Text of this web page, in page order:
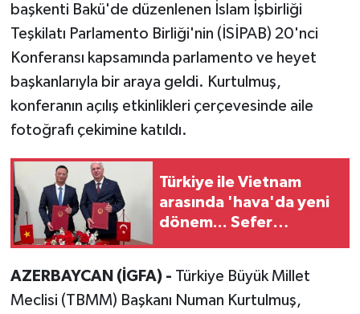
başkenti Bakü'de düzenlenen İslam İşbirliği
Teşkilatı Parlamento Birliği'nin (İSİPAB) 20'nci
Konferansı kapsamında parlamento ve heyet
başkanlarıyla bir araya geldi. Kurtulmuş,
konferanın açılış etkinlikleri çerçevesinde aile
fotoğrafı çekimine katıldı.
Türkiye ile Vietnam
arasında 'hava'da yeni
dönem... Sefer
AZERBAYCAN (İGFA) - Türkiye Büyük Millet
Meclisi (TBMM) Başkanı Numan Kurtulmuş,